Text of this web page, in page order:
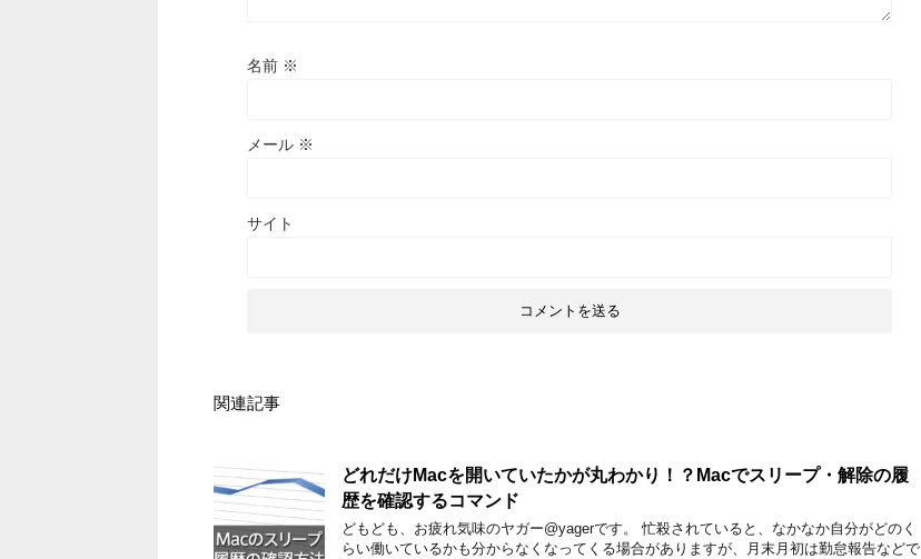
名前 ※
メール ※
サイト
関連記事
どれだけMacを開いていたかが丸わかり！？Macでスリープ・解除の履
歴を確認するコマンド
どもども、お疲れ気味のヤガー@yagerです。 忙殺されていると、なかなか自分がどのく
らい働いているかも分からなくなってくる場合がありますが、月末月初は勤怠報告などで